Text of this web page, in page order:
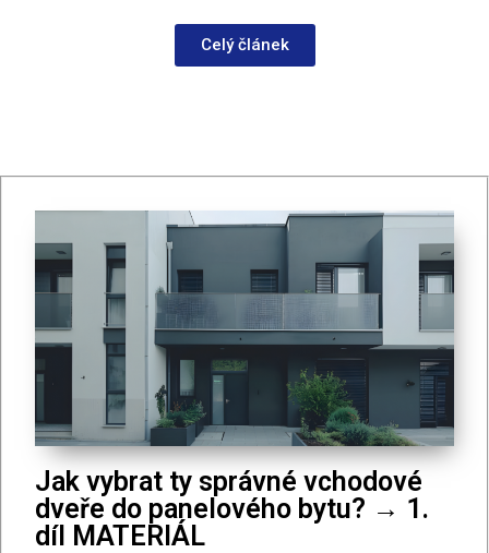
Celý článek
Jak vybrat ty správné vchodové
dveře do panelového bytu? → 1.
díl MATERIÁL